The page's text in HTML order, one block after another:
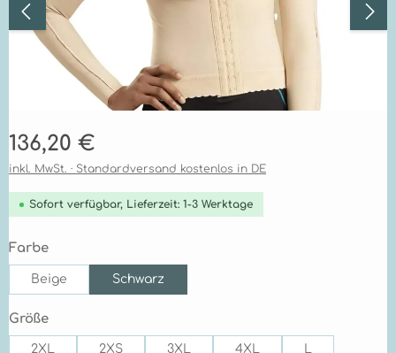
Regulärer Preis:
136,20 €
inkl. MwSt. · Standardversand kostenlos in DE
Sofort verfügbar, Lieferzeit: 1-3 Werktage
Farbeauswählen
Beige Schwarz
Größeauswählen
2XL 2XS 3XL 4XL L